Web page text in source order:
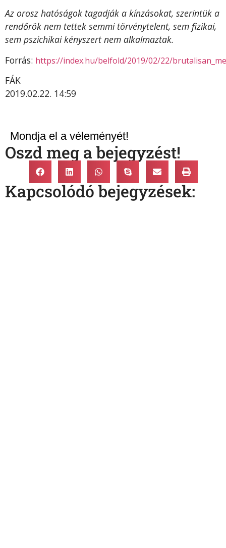
Az orosz hatóságok tagadják a kínzásokat, szerintük a
rendőrök nem tettek semmi törvénytelent, sem fizikai,
sem pszichikai kényszert nem alkalmaztak.
Forrás: https://index.hu/belfold/2019/02/22/
FÁK
2019.02.22. 14:59
Mondja el a véleményét!
Oszd meg a bejegyzést!
Kapcsolódó bejegyzések: